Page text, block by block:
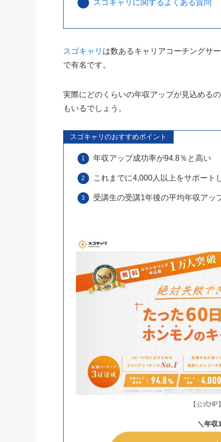
スゴキャリに関するよくある質問
スゴキャリ は数あるキャリアコーチングサ
で有名です。
実際にどのくらいの年収アップが見込める
もいるでしょう。
スゴキャリのおすすめポイント
年収アップ成功率が94.8％と高い
これまでに4,000人以上をサポート
受講生の受講1年後の平均年収アッ
【公式HP
＼年収